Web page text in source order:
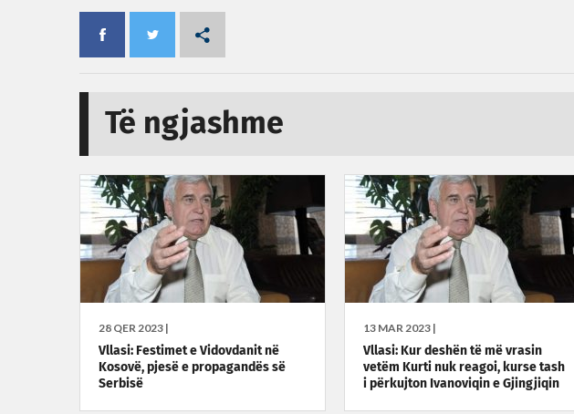
Të ngjashme
28 QER 2023 |
Vllasi: Festimet e Vidovdanit në
Kosovë, pjesë e propagandës së
Serbisë
13 MAR 2023 |
Vllasi: Kur deshën të më vrasin
vetëm Kurti nuk reagoi, kurse tash
i përkujton Ivanoviqin e Gjingjiqin